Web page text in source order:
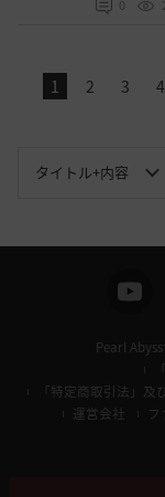
0
1 2 3 4
Pearl
「特定商取引法」
運営会社